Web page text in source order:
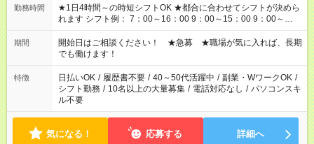
勤務時間
★1日4時間～の時短シフトOK ★都合に合わせてシフトが決めら
れます シフト例： 7：00～16：00 9：00～15：00 9：00～
18：00 11：00～20：00 など ※Wワークの場合、他のお仕事と
合わせ週40時間超の就業はご案内できません ※法令に基づき、
週20時間以上勤務は社会保険への加入対象となります ※労働者
派遣法（日雇い派遣の原則禁止）により、短時間・短期間の就
業はご案内が難しい場合があります
期間
開始日はご相談ください！ ★急募 ★職場が気に入れば、長期
でも働けます！
特徴 日払いOK / 履歴書不要 / 40～50代活躍中 / 副業・WワークOK /
シフト勤務 / 10名以上の大量募集 / 電話対応なし / パソコンスキ
ル不要
気になる！ 応募する 詳細へ